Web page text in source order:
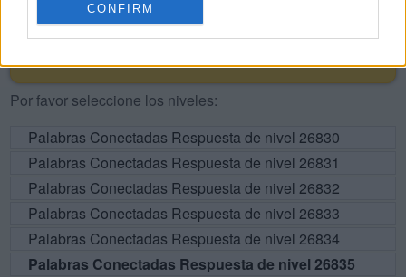
CONFIRM
BUSCAR MÁS
RESPUESTAS
Por favor seleccione los niveles:
Palabras Conectadas Respuesta de nivel 26830
Palabras Conectadas Respuesta de nivel 26831
Palabras Conectadas Respuesta de nivel 26832
Palabras Conectadas Respuesta de nivel 26833
Palabras Conectadas Respuesta de nivel 26834
Palabras Conectadas Respuesta de nivel 26835